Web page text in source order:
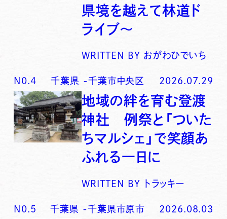
県境を越えて林道ド
ライブ〜
WRITTEN BY おがわひでいち
N0.4 千葉県 -千葉市中央区 2026.07.29
地域の絆を育む登渡
神社 例祭と「ついた
ちマルシェ」で笑顔あ
ふれる一日に
WRITTEN BY トラッキー
N0. 5 千葉県 -千葉県市原市 2026.08.03